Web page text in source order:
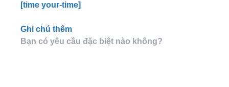
[time your-time]
Ghi chú thêm